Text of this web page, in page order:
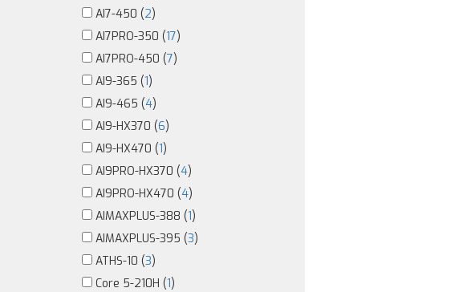
AI7-450 (2)
AI7PRO-350 (17)
AI7PRO-450 (7)
AI9-365 (1)
AI9-465 (4)
AI9-HX370 (6)
AI9-HX470 (1)
AI9PRO-HX370 (4)
AI9PRO-HX470 (4)
AIMAXPLUS-388 (1)
AIMAXPLUS-395 (3)
ATHS-10 (3)
Core 5-210H (1)